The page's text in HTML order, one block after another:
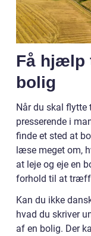
Få hjælp
bolig
Når du skal flytte
presserende i
finde et sted at
læse meget om,
at leje og eje en
forhold til at
Kan du ikke
hvad du skriver
af en bolig. Der